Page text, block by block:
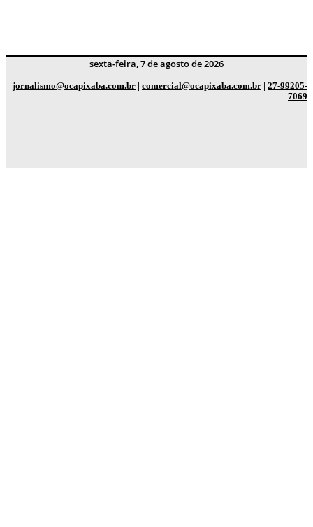
sexta-feira, 7 de agosto de 2026
jornalismo@ocapixaba.com.br | comercial@ocapixaba.com.br | 27-99205-
7069